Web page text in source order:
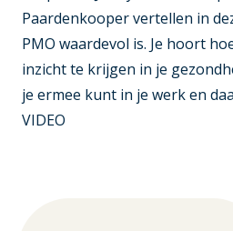
Paardenkoopervertellen in
PMO waardevol is. Je hoort
inzicht te krijgen in je
je ermee kunt in je werk en
VIDEO